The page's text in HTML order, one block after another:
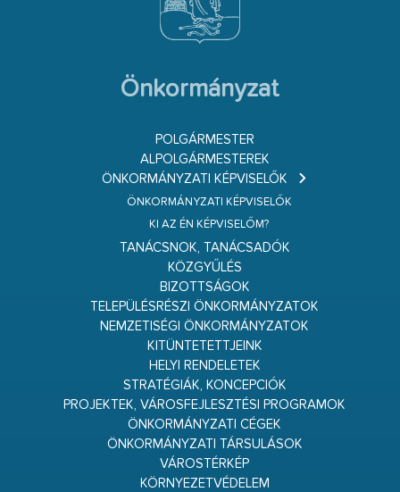
Önkormányzat
POLGÁRMESTER
ALPOLGÁRMESTEREK
ÖNKORMÁNYZATI KÉPVISELŐK
ÖNKORMÁNYZATI KÉPVISELŐK
KI AZ ÉN KÉPVISELŐM?
TANÁCSNOK, TANÁCSADÓK
KÖZGYŰLÉS
BIZOTTSÁGOK
TELEPÜLÉSRÉSZI ÖNKORMÁNYZATOK
NEMZETISÉGI ÖNKORMÁNYZATOK
KITÜNTETETTJEINK
HELYI RENDELETEK
STRATÉGIÁK, KONCEPCIÓK
PROJEKTEK, VÁROSFEJLESZTÉSI PROGRAMOK
ÖNKORMÁNYZATI CÉGEK
ÖNKORMÁNYZATI TÁRSULÁSOK
VÁROSTÉRKÉP
KÖRNYEZETVÉDELEM